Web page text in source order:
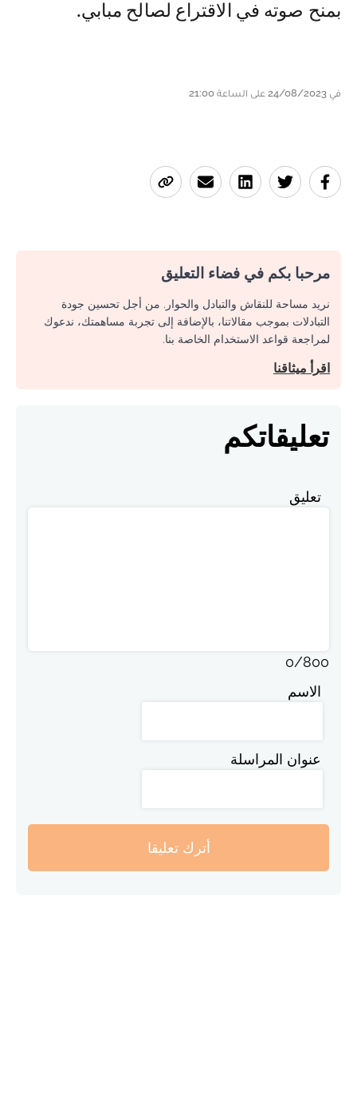
بمنح صوته في الاقتراع لصالح مبابي.
في 24/08/2023 على الساعة 21:00
مرحبا بكم في فضاء التعليق
نريد مساحة للنقاش والتبادل والحوار. من أجل تحسين جودة
التبادلات بموجب مقالاتنا، بالإضافة إلى تجربة مساهمتك، ندعوك
لمراجعة قواعد الاستخدام الخاصة بنا.
اقرأ ميثاقنا
تعليقاتكم
تعليق
0/800
الاسم
عنوان المراسلة
أترك تعليقا